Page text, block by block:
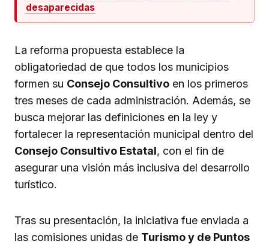
desaparecidas
La reforma propuesta establece la
obligatoriedad de que todos los municipios
formen su Consejo Consultivo en los primeros
tres meses de cada administración. Además, se
busca mejorar las definiciones en la ley y
fortalecer la representación municipal dentro del
Consejo Consultivo Estatal, con el fin de
asegurar una visión más inclusiva del desarrollo
turístico.
Tras su presentación, la iniciativa fue enviada a
las comisiones unidas de Turismo y de Puntos